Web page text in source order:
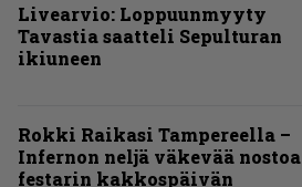
Livearvio: Loppuunmyyty
Tavastia saatteli Sepulturan
ikiuneen
Rokki Raikasi Tampereella –
Infernon neljä väkevää nostoa
festarin kakkospäivän